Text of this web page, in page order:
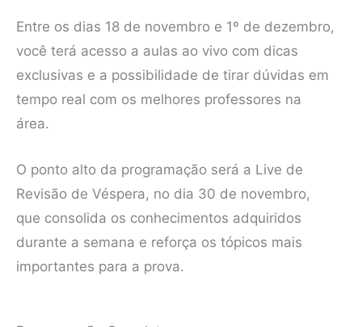
Entre os dias 18 de novembro e 1º de dezembro,
você terá acesso a aulas ao vivo com dicas
exclusivas e a possibilidade de tirar dúvidas em
tempo real com os melhores professores na
área.
O ponto alto da programação será a Live de
Revisão de Véspera, no dia 30 de novembro,
que consolida os conhecimentos adquiridos
durante a semana e reforça os tópicos mais
importantes para a prova.